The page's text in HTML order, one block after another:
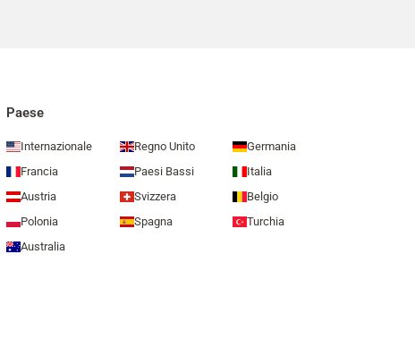
Paese
Internazionale Regno Unito
Germania
Francia
Paesi Bassi
Italia
Austria
Svizzera
Belgio
Polonia
Spagna
Turchia
Australia